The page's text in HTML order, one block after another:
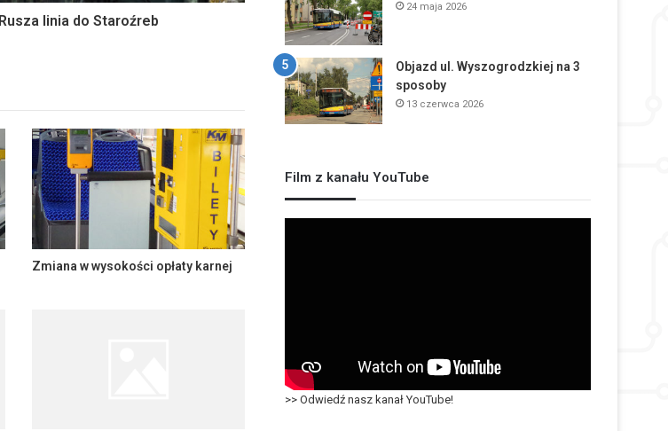
Rusza linia do Staroźreb
Zmiana w wysokości opłaty karnej
24 maja 2026
Objazd ul. Wyszogrodzkiej na 3
sposoby
13 czerwca 2026
Film z kanału YouTube
>> Odwiedź nasz kanał YouTube!